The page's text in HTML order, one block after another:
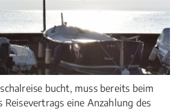
bucht, muss bereits beim
Reisevertrags eine Anzahlung des